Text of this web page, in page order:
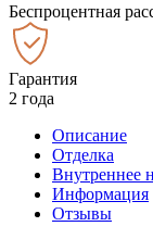
Беспроцентная
Гарантия
2 года
Описание
Отделка
Внутреннее
Информация
Отзывы